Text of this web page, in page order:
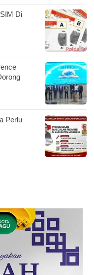
Di
Perlu